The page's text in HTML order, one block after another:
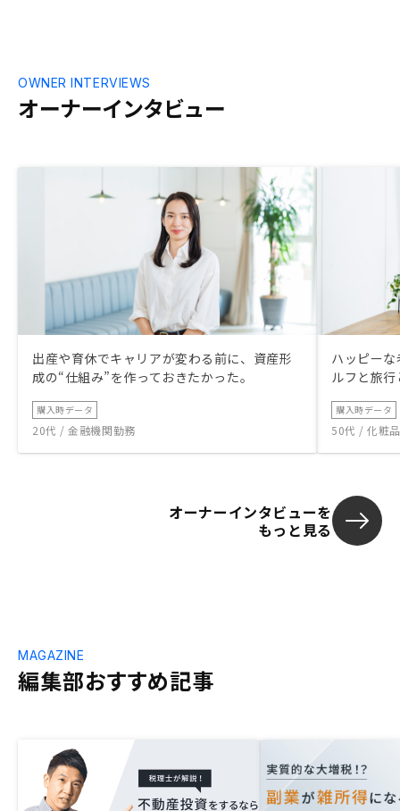
オーナーインタビュー
OWNER INTERVIEWS
出産や育休でキャリアが変わる前に、資産形
成の“仕組み”を作っておきたかった。
購入時データ
20代 / 金融機関勤務
ハッピー
ルフと旅
購入時データ
50代 / 化粧
オーナーインタビューを
もっと見る
編集部おすすめ記事
MAGAZINE